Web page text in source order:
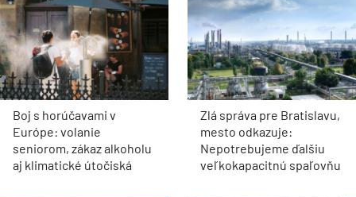
Boj s horúčavami v
Európe: volanie
seniorom, zákaz alkoholu
aj klimatické útočiská
Zlá správa pre Bratislavu,
mesto odkazuje:
Nepotrebujeme ďalšiu
veľkokapacitnú spaľovňu